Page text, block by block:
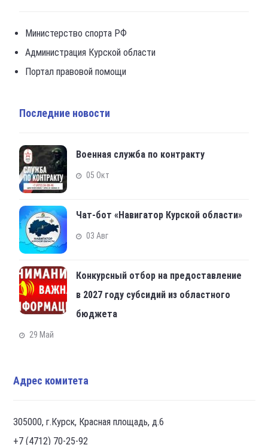
Министерство спорта РФ
Администрация Курской области
Портал правовой помощи
Последние новости
Военная служба по контракту
05 Окт
Чат-бот «Навигатор Курской области»
03 Авг
Конкурсный отбор на предоставление
в 2027 году субсидий из областного
бюджета
29 Май
Адрес комитета
305000, г.Курск, Красная площадь, д.6
+7 (4712) 70-25-92